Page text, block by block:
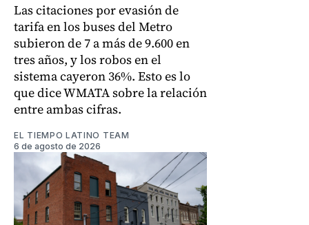
Las citaciones por evasión de
tarifa en los buses del Metro
subieron de 7 a más de 9.600 en
tres años, y los robos en el
sistema cayeron 36%. Esto es lo
que dice WMATA sobre la relación
entre ambas cifras.
EL TIEMPO LATINO TEAM
6 de agosto de 2026